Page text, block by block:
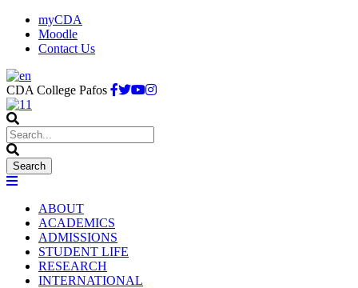
myCDA
Moodle
Contact Us
CDA College Pafos
ABOUT
ACADEMICS
ADMISSIONS
STUDENT LIFE
RESEARCH
INTERNATIONAL